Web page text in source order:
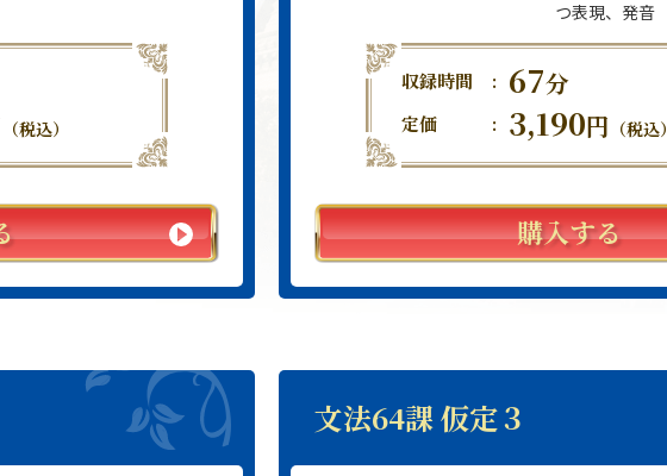
（税込）
つ表現、発音
収録時間 : 67分
定価 : 3,190円 （税込）
購入する
文法64課 仮定３